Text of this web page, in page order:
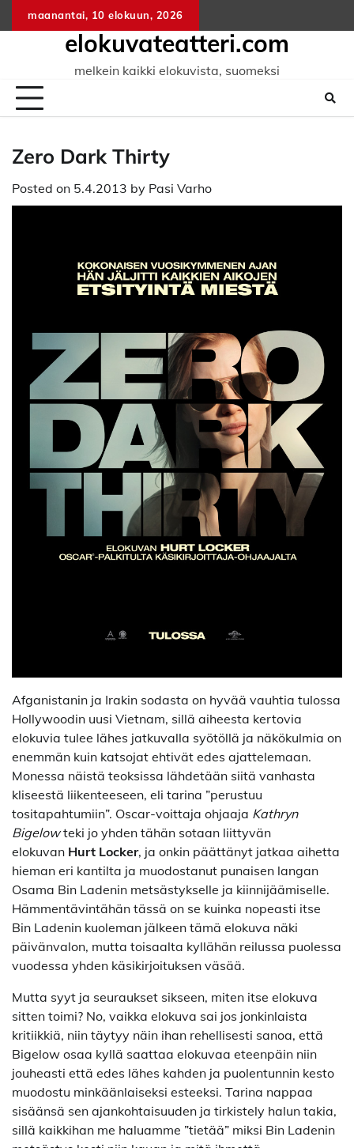
to
maanantai, 10 elokuun, 2026
elokuvateatteri.com
melkein kaikki elokuvista, suomeksi
Zero Dark Thirty
Posted on 5.4.2013 by Pasi Varho
Afganistanin ja Irakin sodasta on hyvää vauhtia tulossa
Hollywoodin uusi Vietnam, sillä aiheesta kertovia
elokuvia tulee lähes jatkuvalla syötöllä ja näkökulmia on
enemmän kuin katsojat ehtivät edes ajattelemaan.
Monessa näistä teoksissa lähdetään siitä vanhasta
kliseestä liikenteeseen, eli tarina ”perustuu
tositapahtumiin”. Oscar-voittaja ohjaaja Kathryn
Bigelow teki jo yhden tähän sotaan liittyvän
elokuvan Hurt Locker, ja onkin päättänyt jatkaa aihetta
hieman eri kantilta ja muodostanut punaisen langan
Osama Bin Ladenin metsästykselle ja kiinnijäämiselle.
Hämmentävintähän tässä on se kuinka nopeasti itse
Bin Ladenin kuoleman jälkeen tämä elokuva näki
päivänvalon, mutta toisaalta kyllähän reilussa puolessa
vuodessa yhden käsikirjoituksen väsää.
Mutta syyt ja seuraukset sikseen, miten itse elokuva
sitten toimi? No, vaikka elokuva sai jos jonkinlaista
kritiikkiä, niin täytyy näin ihan rehellisesti sanoa, että
Bigelow osaa kyllä saattaa elokuvaa eteenpäin niin
jouheasti että edes lähes kahden ja puolentunnin kesto
muodostu minkäänlaiseksi esteeksi. Tarina nappaa
sisäänsä sen ajankohtaisuuden ja tirkistely halun takia,
sillä kaikkihan me haluamme ”tietää” miksi Bin Ladenin